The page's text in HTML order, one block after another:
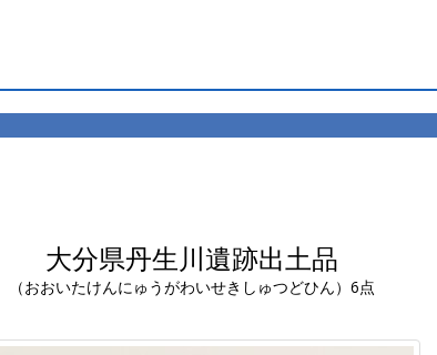
大分県丹生川遺跡出土品
（おおいたけんにゅうがわいせきしゅつどひん）6点